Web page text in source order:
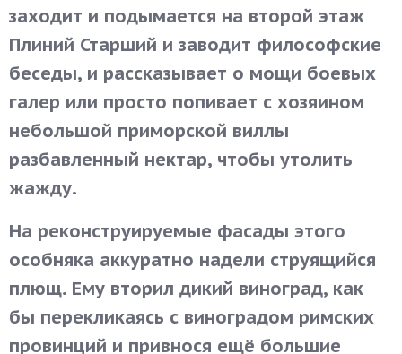
заходит и подымается на второй этаж
Плиний Старший и заводит философские
беседы, и рассказывает о мощи боевых
галер или просто попивает с хозяином
небольшой приморской виллы
разбавленный нектар, чтобы утолить
жажду.
На реконструируемые фасады этого
особняка аккуратно надели струящийся
плющ. Ему вторил дикий виноград, как
бы перекликаясь с виноградом римских
провинций и привнося ещё большие